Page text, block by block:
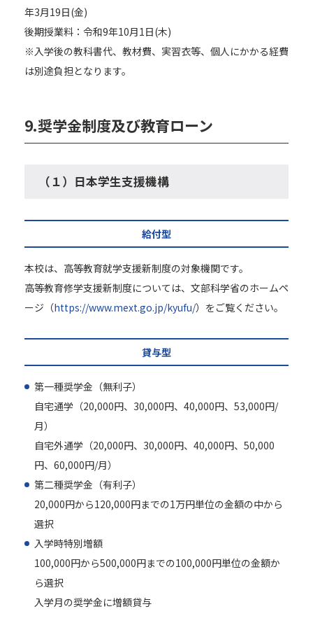
年3月19日(金)
後期授業料：令和9年10月1日(木)
※入学後の教科書代、教材費、実習衣等、個人にかかる経費
は別途負担となります。
9.奨学金制度及び教育ローン
（１）日本学生支援機構
給付型
本校は、高等教育就学支援新制度の対象機関です。
高等教育修学支援新制度については、文部科学省のホームペ
ージ（https://www.mext.go.jp/kyufu/）をご覧ください。
貸与型
第一種奨学金（無利子）
自宅通学（20,000円、30,000円、40,000円、53,000円/
月）
自宅外通学（20,000円、30,000円、40,000円、50,000
円、60,000円/月）
第二種奨学金（有利子）
20,000円から120,000円までの1万円単位の金額の中から
選択
入学時特別増額
100,000円から500,000円までの100,000円単位の金額か
ら選択
入学月の奨学金に増額貸与